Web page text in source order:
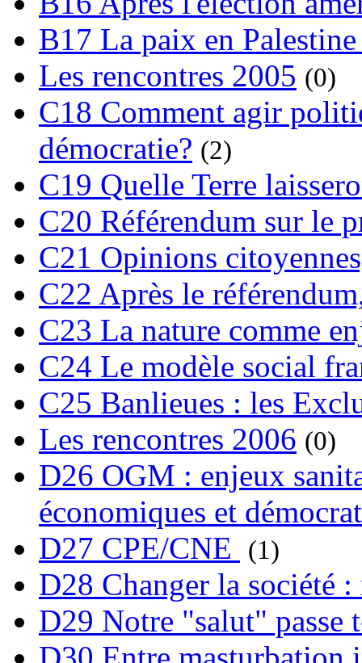
B17 La paix en
Les rencontres 2005 (0)
C18 Comment agir
démocratie? (2)
C19 Quelle Terre
C20 Référendum sur le
C21 Opinions
C22 Après le
C23 La nature comme
C24 Le modèle social
C25 Banlieues : les
Les rencontres 2006 (0)
D26 OGM : enjeux
économiques et
D27 CPE/CNE
(1)
D28 Changer la société
D29 Notre "salut" passe